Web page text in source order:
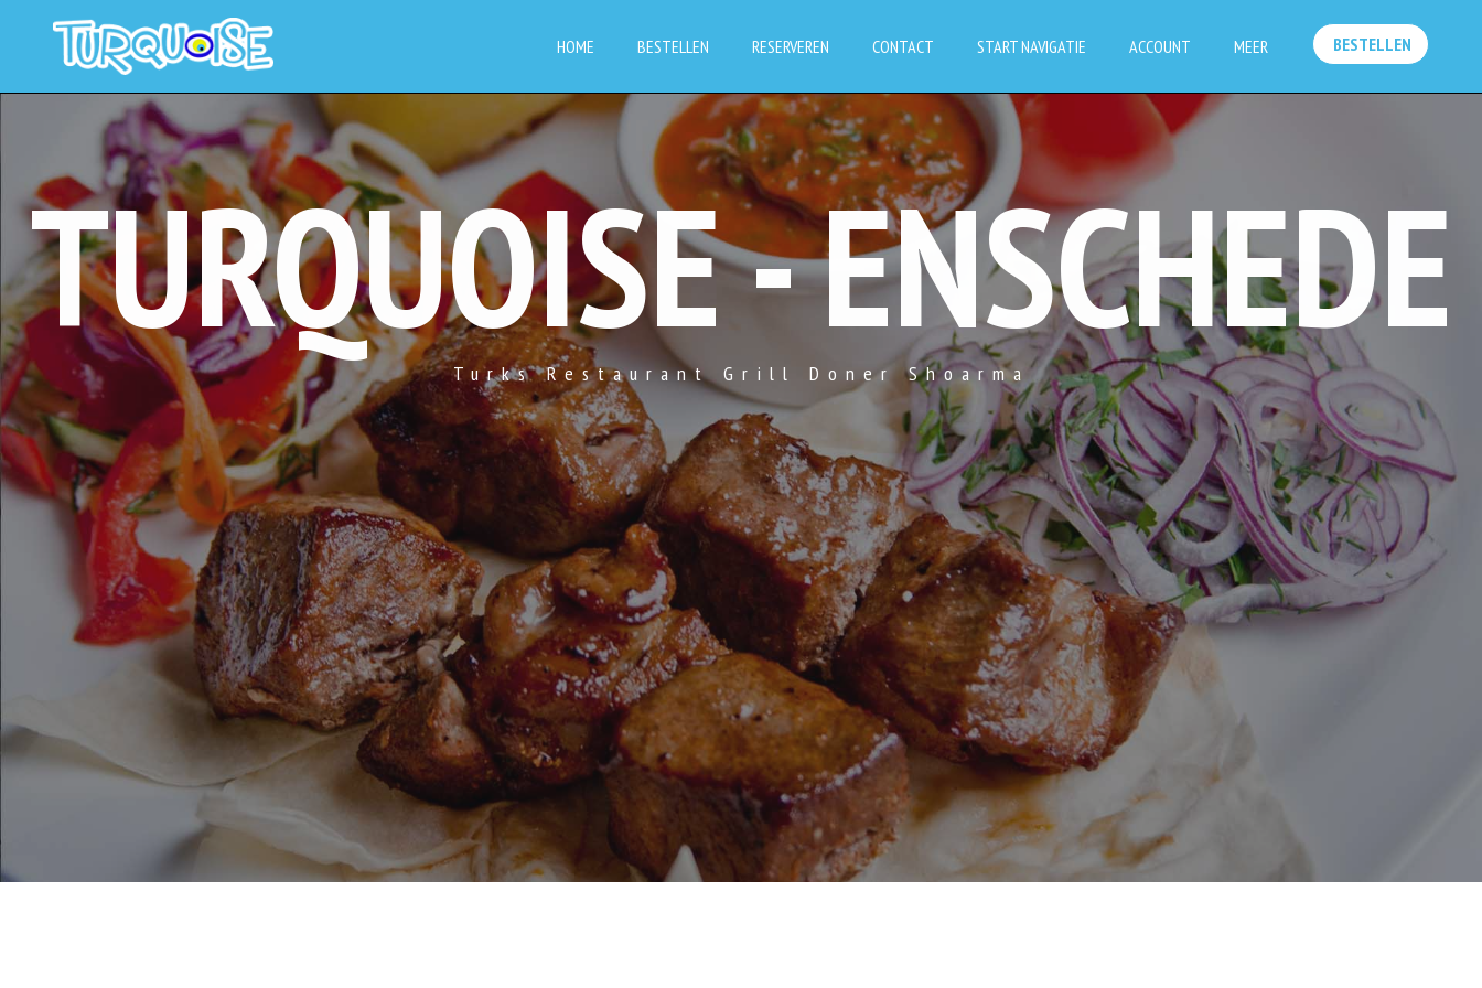
HOME BESTELLEN RESERVEREN CONTACT START NAVIGATIE ACCOUNT MEER BESTELLEN
TURQUOISE - ENSCHEDE
Turks Restaurant Grill Doner Shoarma